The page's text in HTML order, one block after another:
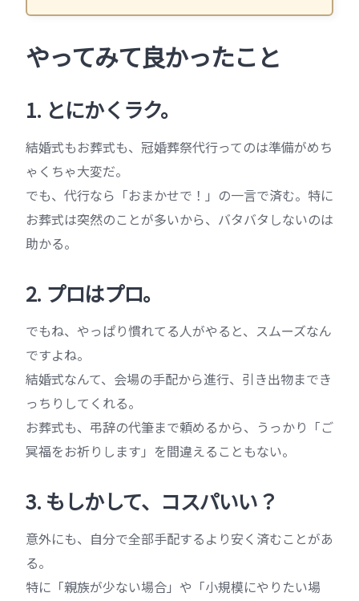
やってみて良かったこと
1. とにかくラク。
結婚式もお葬式も、冠婚葬祭代行ってのは準備がめち
ゃくちゃ大変だ。
でも、代行なら「おまかせで！」の一言で済む。特に
お葬式は突然のことが多いから、バタバタしないのは
助かる。
2. プロはプロ。
でもね、やっぱり慣れてる人がやると、スムーズなん
ですよね。
結婚式なんて、会場の手配から進行、引き出物までき
っちりしてくれる。
お葬式も、弔辞の代筆まで頼めるから、うっかり「ご
冥福をお祈りします」を間違えることもない。
3. もしかして、コスパいい？
意外にも、自分で全部手配するより安く済むことがあ
る。
特に「親族が少ない場合」や「小規模にやりたい場